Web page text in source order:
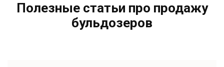
Полезные статьи про продажу
бульдозеров